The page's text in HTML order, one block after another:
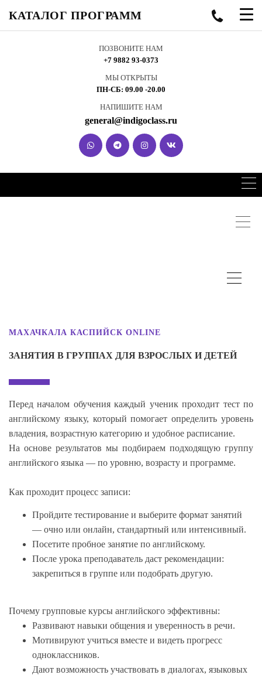
КАТАЛОГ ПРОГРАММ
ПОЗВОНИТЕ НАМ
+7 9882 93-0373
МЫ ОТКРЫТЫ
ПН-СБ: 09.00 -20.00
НАПИШИТЕ НАМ
general@indigoclass.ru
МАХАЧКАЛА КАСПИЙСК ONLINE
ЗАНЯТИЯ В ГРУППАХ ДЛЯ ВЗРОСЛЫХ И ДЕТЕЙ
Перед началом обучения каждый ученик проходит тест по
английскому языку, который помогает определить уровень
владения, возрастную категорию и удобное расписание.
На основе результатов мы подбираем подходящую группу
английского языка — по уровню, возрасту и программе.
Как проходит процесс записи:
Пройдите тестирование и выберите формат занятий
— очно или онлайн, стандартный или интенсивный.
Посетите пробное занятие по английскому.
После урока преподаватель даст рекомендации:
закрепиться в группе или подобрать другую.
Почему групповые курсы английского эффективны:
Развивают навыки общения и уверенность в речи.
Мотивируют учиться вместе и видеть прогресс
одноклассников.
Дают возможность участвовать в диалогах, языковых